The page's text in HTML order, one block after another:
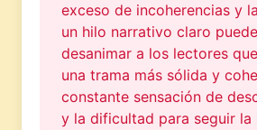
exceso de incoherencias y
un hilo narrativo claro
desanimar a los lectores
una trama más sólida y
constante sensación de
y la dificultad para seguir la